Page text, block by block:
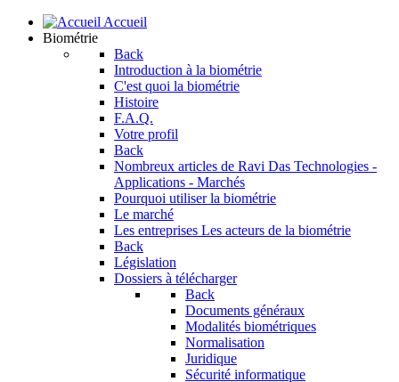
Accueil
Biométrie
Back
Introduction à la biométrie
C'est quoi la biométrie
Histoire
F.A.Q.
Votre profil
Back
Nombreux articles de Ravi Das Technologies -
Applications - Marchés
Pourquoi utiliser la biométrie
Le marché
Les entreprises Les acteurs de la biométrie
Back
Législation
Dossiers à télécharger
Back
Documents généraux
Modalités biométriques
Normalisation
Juridique
Sécurité informatique